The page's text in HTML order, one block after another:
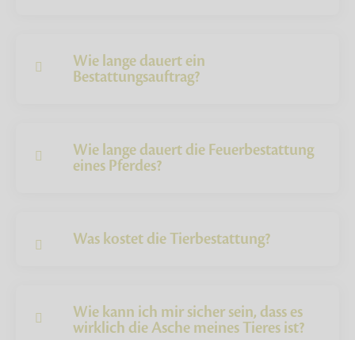
Wie lange dauert ein
Bestattungsauftrag?
Wie lange dauert die Feuerbestattung
eines Pferdes?
Was kostet die Tierbestattung?
Wie kann ich mir sicher sein, dass es
wirklich die Asche meines Tieres ist?